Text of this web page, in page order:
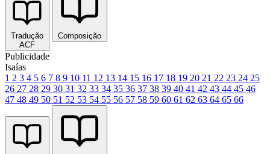
Tradução
ACF
Composição
Publicidade
Isaías
1 2 3 4 5 6 7 8 9 10 11 12 13 14 15 16 17 18 19 20 21 22 23 24 25
26 27 28 29 30 31 32 33 34 35 36 37 38 39 40 41 42 43 44 45 46
47 48 49 50 51 52 53 54 55 56 57 58 59 60 61 62 63 64 65 66